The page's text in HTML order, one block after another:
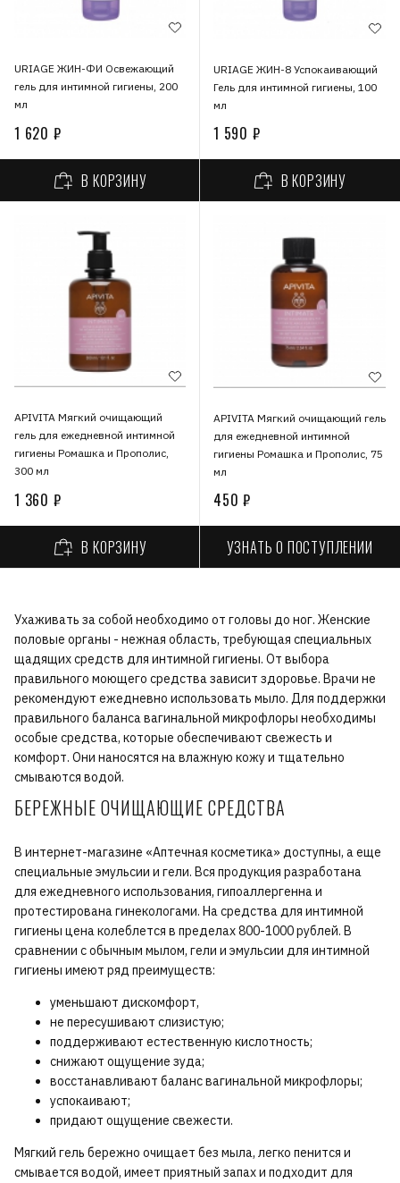
URIAGE ЖИН-ФИ Освежающий
гель для интимной гигиены, 200
мл
1 620 ₽
В КОРЗИНУ
URIAGE ЖИН-8 Успокаивающий
Гель для интимной гигиены, 100
мл
1 590 ₽
В КОРЗИНУ
APIVITA Мягкий очищающий
гель для ежедневной интимной
гигиены Ромашка и Прополис,
300 мл
1 360 ₽
В КОРЗИНУ
APIVITA Мягкий очищающий гель
для ежедневной интимной
гигиены Ромашка и Прополис, 75
мл
450 ₽
УЗНАТЬ О ПОСТУПЛЕНИИ
Ухаживать за собой необходимо от головы до ног. Женские
половые органы - нежная область, требующая специальных
щадящих средств для интимной гигиены. От выбора
правильного моющего средства зависит здоровье. Врачи не
рекомендуют ежедневно использовать мыло. Для поддержки
правильного баланса вагинальной микрофлоры необходимы
особые средства, которые обеспечивают свежесть и
комфорт. Они наносятся на влажную кожу и тщательно
смываются водой.
БЕРЕЖНЫЕ ОЧИЩАЮЩИЕ СРЕДСТВА
В интернет-магазине «Аптечная косметика» доступны, а еще
специальные эмульсии и гели. Вся продукция разработана
для ежедневного использования, гипоаллергенна и
протестирована гинекологами. На средства для интимной
гигиены цена колеблется в пределах 800-1000 рублей. В
сравнении с обычным мылом, гели и эмульсии для интимной
гигиены имеют ряд преимуществ:
уменьшают дискомфорт,
не пересушивают слизистую;
поддерживают естественную кислотность;
снижают ощущение зуда;
восстанавливают баланс вагинальной микрофлоры;
успокаивают;
придают ощущение свежести.
Мягкий гель бережно очищает без мыла, легко пенится и
смывается водой, имеет приятный запах и подходит для